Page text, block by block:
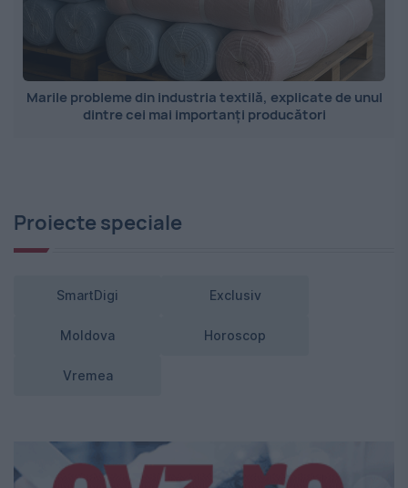
Marile probleme din industria textilă, explicate de unul
dintre cei mai importanți producători
Proiecte speciale
SmartDigi Exclusiv
Moldova Horoscop
Vremea